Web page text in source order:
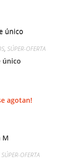
, SÚPER-OFERTA
agotan!
SÚPER-OFERTA